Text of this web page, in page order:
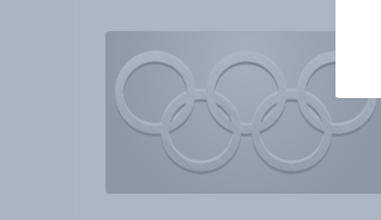
neuer
Ausrüstung+++Umsatz
rückläufig